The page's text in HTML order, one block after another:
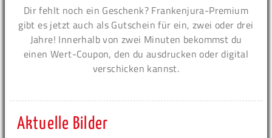
Dir fehlt noch ein Geschenk? Frankenjura-Premium
gibt es jetzt auch als Gutschein für ein, zwei oder drei
Jahre! Innerhalb von zwei Minuten bekommst du
einen Wert-Coupon, den du ausdrucken oder digital
verschicken kannst.
Aktuelle Bilder